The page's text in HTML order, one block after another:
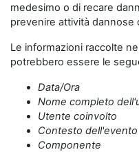
medesimo o di recare
prevenire attività dannose
Le informazioni raccolte
potrebbero essere le
Data/Ora
Nome completo
Utente coinvolto
Contesto dell'evento
Componente